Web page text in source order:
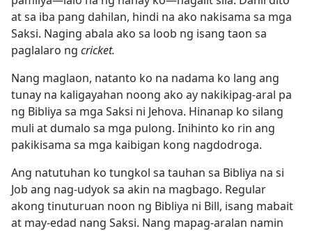
at sa iba pang dahilan, hindi na ako nakisama sa mga
Saksi. Naging abala ako sa loob ng isang taon sa
paglalaro ng cricket.
Nang maglaon, natanto ko na nadama ko lang ang
tunay na kaligayahan noong ako ay nakikipag-aral pa
ng Bibliya sa mga Saksi ni Jehova. Hinanap ko silang
muli at dumalo sa mga pulong. Inihinto ko rin ang
pakikisama sa mga kaibigan kong nagdodroga.
Ang natutuhan ko tungkol sa tauhan sa Bibliya na si
Job ang nag-udyok sa akin na magbago. Regular
akong tinuturuan noon ng Bibliya ni Bill, isang mabait
at may-edad nang Saksi. Nang mapag-aralan namin